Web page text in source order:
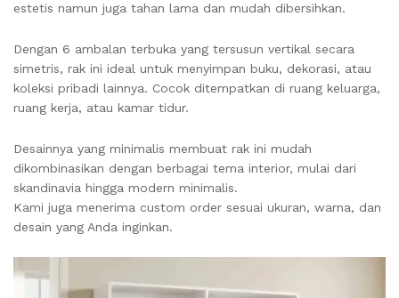
estetis namun juga tahan lama dan mudah dibersihkan.
Dengan 6 ambalan terbuka yang tersusun vertikal secara
simetris, rak ini ideal untuk menyimpan buku, dekorasi, atau
koleksi pribadi lainnya. Cocok ditempatkan di ruang keluarga,
ruang kerja, atau kamar tidur.
Desainnya yang minimalis membuat rak ini mudah
dikombinasikan dengan berbagai tema interior, mulai dari
skandinavia hingga modern minimalis.
Kami juga menerima custom order sesuai ukuran, warna, dan
desain yang Anda inginkan.